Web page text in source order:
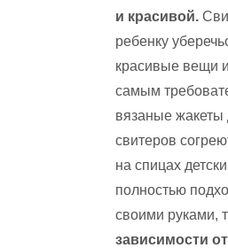
и красивой.
ребенку
красивые вещи
самым
вязаные жакеты
свитеров
на спицах
полностью
своими руками,
зависимости